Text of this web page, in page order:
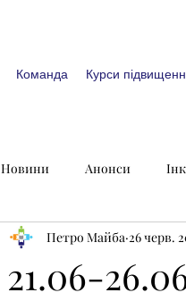
Команда Курси
Новини Анонси
21.06-
Петро Майба 26 черв.